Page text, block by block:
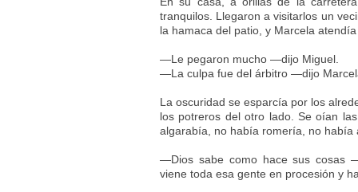
tranquilos. Llegaron a visitarlos un
la hamaca del patio, y Marcela
—Le pegaron mucho —dijo Miguel.
—La culpa fue del árbitro —dijo
La oscuridad se esparcía por los
los potreros del otro lado. Se oían
algarabía, no había romería, no había
—Dios sabe como hace sus cosas
viene toda esa gente en procesión y